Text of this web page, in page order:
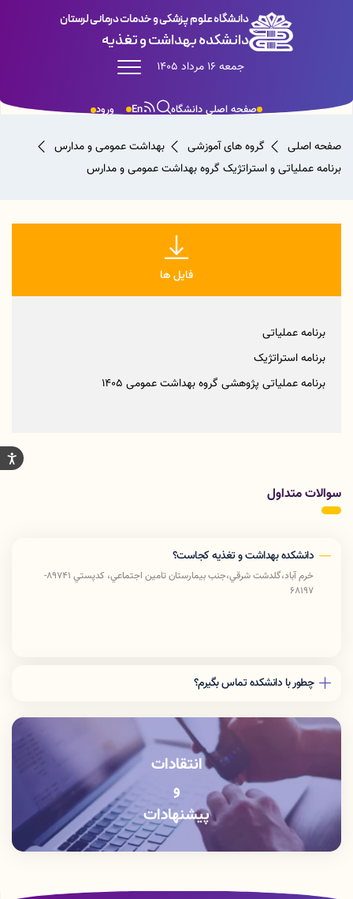
دانشگاه علوم پزشکی و خدمات درمانی لرستان
دانشکده بهداشت و تغذیه
جمعه 16 مرداد 1405
ورود En صفحه اصلی دانشگاه
صفحه اصلی گروه های آموزشی
بهداشت عمومی و مدارس
برنامه عملیاتی و استراتژیک گروه بهداشت عمومی و مدارس
فایل ها
برنامه عملیاتی
برنامه استراتژیک
برنامه عملیاتی پژوهشی گروه بهداشت عمومی 1405
سوالات متداول
دانشکده بهداشت و تغذیه کجاست؟
خرم آباد،گلدشت شرقي،جنب بيمارستان تامين اجتماعي، كدپستي 89741-
68197
چطور با دانشکده تماس بگیرم؟
آموزش دانشكده: 06633412309
انتقادات
و
پیشنهادات